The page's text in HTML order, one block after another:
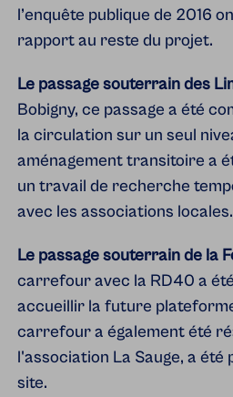
l’enquête publique de 2016
rapport au reste du projet.
Le passage souterrain des
Bobigny, ce passage a été
la circulation sur un seul
aménagement transitoire a
un travail de recherche
avec les associations locales.
Le passage souterrain de la
carrefour avec la RD40 a
accueillir la future
carrefour a également été
l'association La Sauge, a
site.